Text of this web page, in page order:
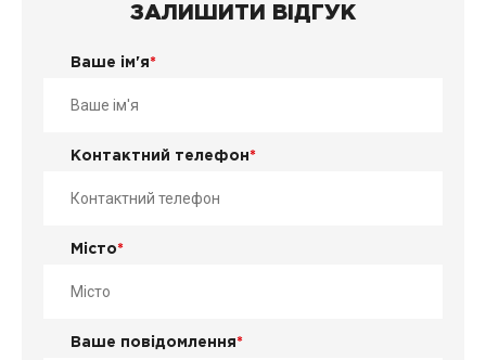
ЗАЛИШИТИ ВІДГУК
Ваше ім'я*
Контактний телефон*
Місто*
Ваше повідомлення*